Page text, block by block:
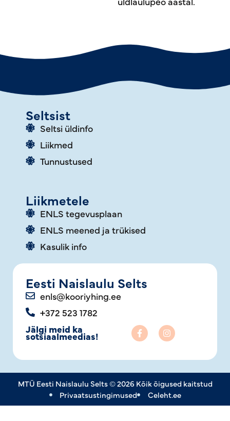
Seltsist
Seltsi üldinfo
Liikmed
Tunnustused
Liikmetele
ENLS tegevusplaan
ENLS meened ja trükised
Kasulik info
Eesti Naislaulu Selts
enls@kooriyhing.ee
+372 523 1782
Jälgi meid ka
sotsiaalmeedias!
MTÜ Eesti Naislaulu Selts © 2026 Kõik õigused kaitstud
Privaatsustingimused
Celeht.ee